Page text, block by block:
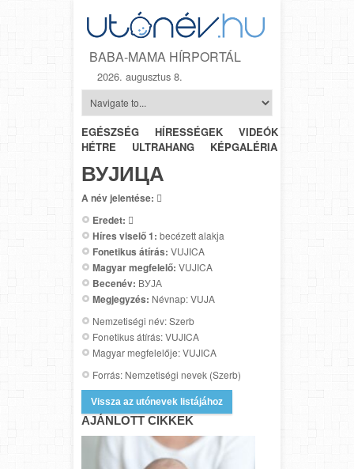
BABA-MAMA HÍRPORTÁL
2026. augusztus 8.
EGÉSZSÉG HÍRESSÉGEK VIDEÓK
HÉTRŐL-
HÉTRE
ULTRAHANG KÉPGALÉRIA
ВУЈИЦА
A név jelentése: 
Eredet: 
Híres viselő 1: becézett alakja
Fonetikus átírás: VUJICA
Magyar megfelelő: VUJICA
Becenév: ВУЈА
Megjegyzés: Névnap: VUJA
Nemzetiségi név: Szerb
Fonetikus átírás: VUJICA
Magyar megfelelője: VUJICA
Forrás: Nemzetiségi nevek (Szerb)
Vissza az utónevek listájához
AJÁNLOTT CIKKEK